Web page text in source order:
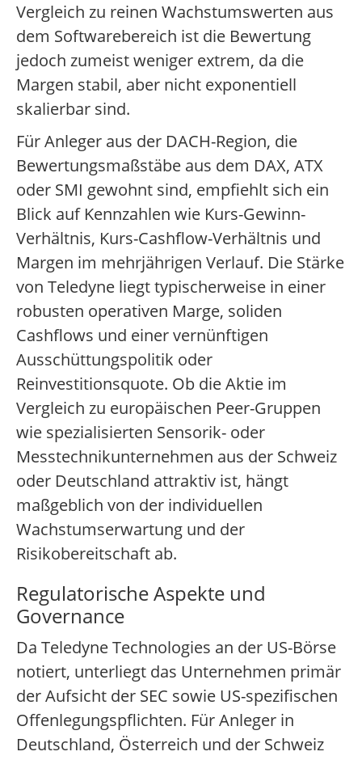
Vergleich zu reinen Wachstumswerten aus
dem Softwarebereich ist die Bewertung
jedoch zumeist weniger extrem, da die
Margen stabil, aber nicht exponentiell
skalierbar sind.
Für Anleger aus der DACH-Region, die
Bewertungsmaßstäbe aus dem DAX, ATX
oder SMI gewohnt sind, empfiehlt sich ein
Blick auf Kennzahlen wie Kurs-Gewinn-
Verhältnis, Kurs-Cashflow-Verhältnis und
Margen im mehrjährigen Verlauf. Die Stärke
von Teledyne liegt typischerweise in einer
robusten operativen Marge, soliden
Cashflows und einer vernünftigen
Ausschüttungspolitik oder
Reinvestitionsquote. Ob die Aktie im
Vergleich zu europäischen Peer-Gruppen
wie spezialisierten Sensorik- oder
Messtechnikunternehmen aus der Schweiz
oder Deutschland attraktiv ist, hängt
maßgeblich von der individuellen
Wachstumserwartung und der
Risikobereitschaft ab.
Regulatorische Aspekte und
Governance
Da Teledyne Technologies an der US-Börse
notiert, unterliegt das Unternehmen primär
der Aufsicht der SEC sowie US-spezifischen
Offenlegungspflichten. Für Anleger in
Deutschland, Österreich und der Schweiz